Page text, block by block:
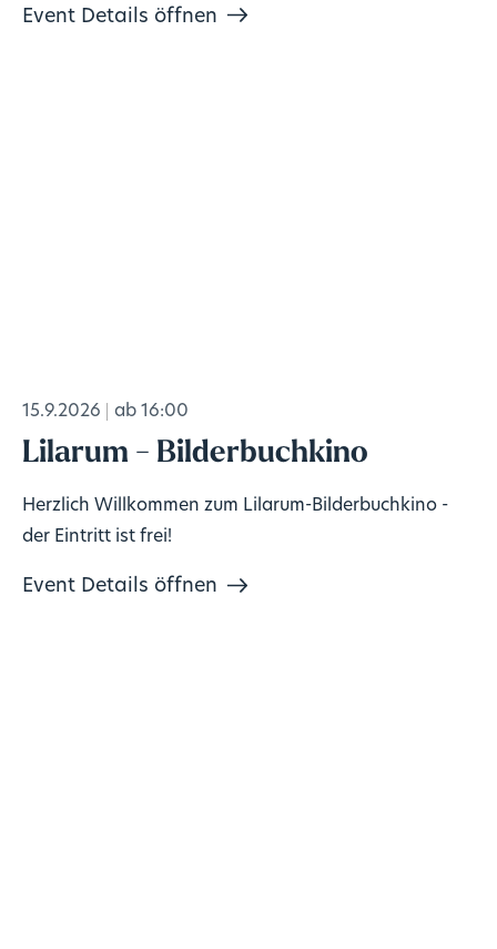
Event Details öffnen
15.9.2026 ab 16:00
Lilarum - Bilderbuchkino
Herzlich Willkommen zum Lilarum-Bilderbuchkino -
der Eintritt ist frei!
Event Details öffnen